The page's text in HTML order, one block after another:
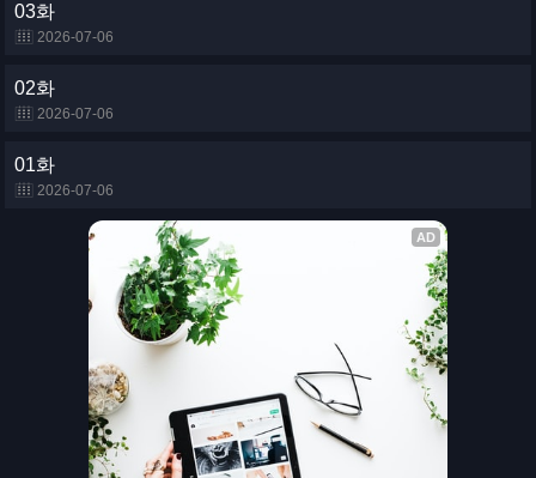
03화
2026-07-06
02화
2026-07-06
01화
2026-07-06